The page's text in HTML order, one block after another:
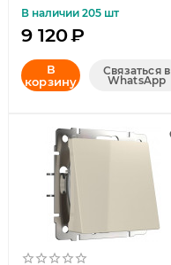
В наличии 205 шт
9 120₽
В
корзину
Связаться в
WhatsApp